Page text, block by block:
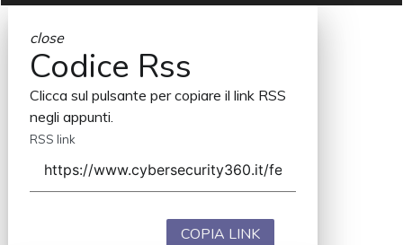
close
Codice Rss
Clicca sul pulsante per copiare il link RSS
negli appunti.
RSS link
COPIA LINK